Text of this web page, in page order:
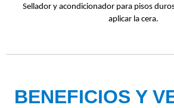
Sellador y acondicionador para pisos
aplicar la cera.
BENEFICIOS Y